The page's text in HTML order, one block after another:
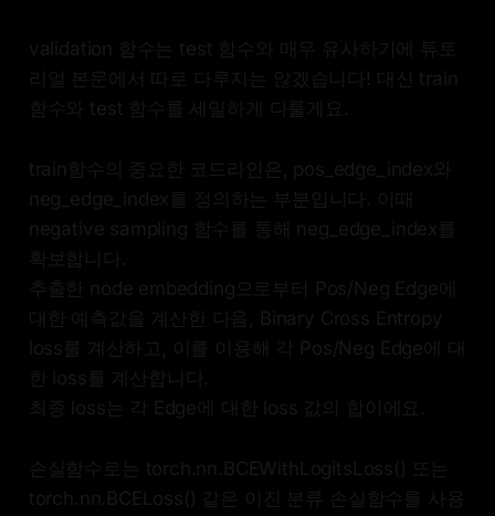
validation 함수는 test 함수와 매우 유사하기에 튜토
리얼 본문에서 따로 다루지는 않겠습니다! 대신 train
함수와 test 함수를 세밀하게 다룰게요.
train함수의 중요한 코드라인은, pos_edge_index와
neg_edge_index를 정의하는 부분입니다. 이때
negative sampling 함수를 통해 neg_edge_index를
확보합니다.
추출한 node embedding으로부터 Pos/Neg Edge에
대한 예측값을 계산한 다음, Binary Cross Entropy
loss를 계산하고, 이를 이용해 각 Pos/Neg Edge에 대
한 loss를 계산합니다.
최종 loss는 각 Edge에 대한 loss 값의 합이에요.
손실함수로는 torch.nn.BCEWithLogitsLoss() 또는
torch.nn.BCELoss() 같은 이진 분류 손실함수를 사용